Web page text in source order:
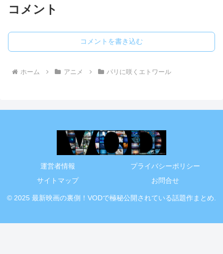
コメント
コメントを書き込む
ホーム アニメ パリに咲くエトワール
運営者情報
プライバシーポリシー
サイトマップ
お問合せ
© 2025 最新映画の裏側！VODで極秘公開されている話題作まとめ.